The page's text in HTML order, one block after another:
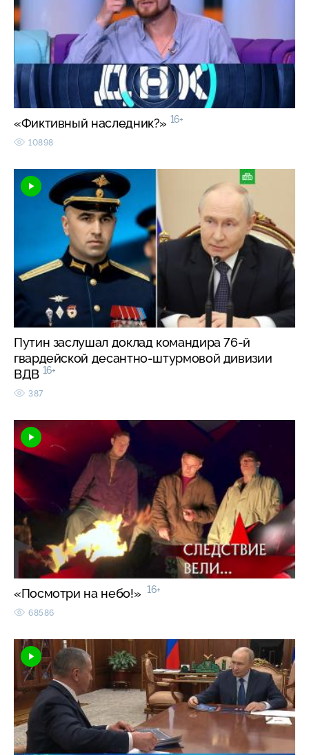
«Фиктивный наследник?» 16+
10898
Путин заслушал доклад командира 76-й
гвардейской десантно-штурмовой дивизии
ВДВ 16+
387
«Посмотри на небо!» 16+
68586